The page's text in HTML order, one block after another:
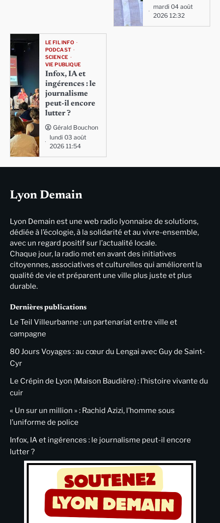
mardi 04 août
2026 12:32
LE FIL INFO
PODCAST
SCIENCE
VIE PUBLIQUE
Infox, IA et
ingérences : le
journalisme
peut-il encore
lutter ?
Gérald Bouchon
lundi 03 août
2026 11:54
Lyon Demain
Lyon Demain est une web radio lyonnaise de solutions,
dédiée à l’écologie, à la solidarité et au vivre-ensemble,
avec un regard positif sur l’actualité locale.
Chaque jour, la radio met en avant des initiatives
citoyennes, associatives et culturelles qui améliorent la
qualité de vie et préparent une ville plus juste et plus
durable.
Dernières publications
Le Teil Villeurbanne : un partenariat entre ville et
campagne
80 Jours Voyages : au cœur du Lengai avec Guy de Saint-
Cyr
Le Crépin de Lyon (Maison Baudière) : l’histoire vivante du
cuir
« Un sur un million » : Rachid Azizi, l’homme sous
l’uniforme de police
Infox, IA et ingérences : le journalisme peut-il encore
lutter ?